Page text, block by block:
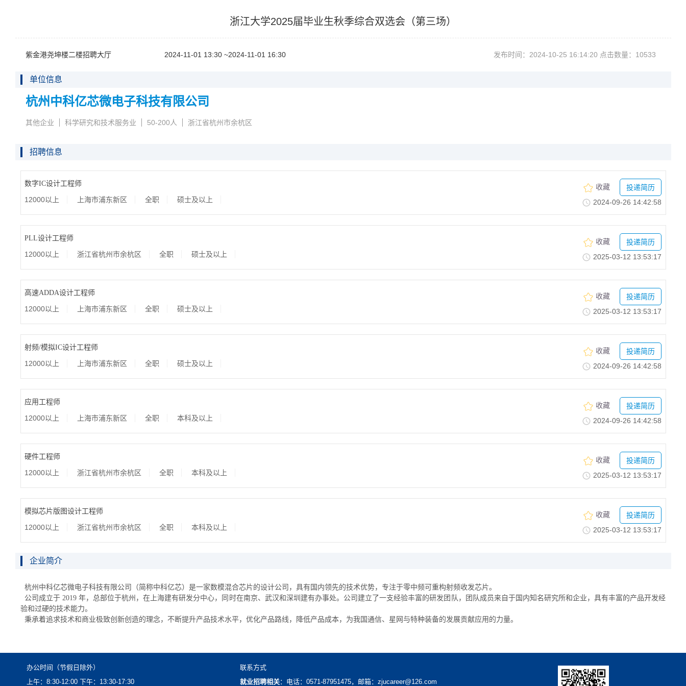
浙江大学2025届毕业生秋季综合双选会（第三场）
紫金港尧坤楼二楼招聘大厅 2024-11-0113:30~2024-11-0116:30 发布时间：2024-10-2516:14:20点击数量：10533
单位信息
杭州中科亿芯微电子科技有限公司
其他企业 科学研究和技术服务业 50-200人 浙江省杭州市余杭区
招聘信息
数字IC设计工程师
12000以上 上海市浦东新区 全职 硕士及以上
收藏
投递简历
2024-09-2614:42:58
PLL设计工程师
12000以上 浙江省杭州市余杭区 全职 硕士及以上
收藏
投递简历
2025-03-1213:53:17
高速ADDA设计工程师
12000以上 上海市浦东新区 全职 硕士及以上
收藏
投递简历
2025-03-1213:53:17
射频/模拟IC设计工程师
12000以上 上海市浦东新区 全职 硕士及以上
收藏
投递简历
2024-09-2614:42:58
应用工程师
12000以上 上海市浦东新区 全职 本科及以上
收藏
投递简历
2024-09-2614:42:58
硬件工程师
12000以上 浙江省杭州市余杭区 全职 本科及以上
收藏
投递简历
2025-03-1213:53:17
模拟芯片版图设计工程师
12000以上 浙江省杭州市余杭区 全职 本科及以上
收藏
投递简历
2025-03-1213:53:17
企业简介
杭州中科亿芯微电子科技有限公司（简称中科亿芯）是一家数模混合芯片的设计公司，具有国内领先的技术优势，专注于零中频可重构射频收发芯片。
公司成立于2019年，总部位于杭州，在上海建有研发分中心，同时在南京、武汉和深圳建有办事处。公司建立了一支经验丰富的研发团队，团队成员来自于国内知名研究所和企业，具有丰富的产品开发经
验和过硬的技术能力。
秉承着追求技术和商业极致创新创造的理念，不断提升产品技术水平，优化产品路线，降低产品成本，为我国通信、星网与特种装备的发展贡献应用的力量。
办公时间（节假日除外）
上午：8:30-12:00下午：13:30-17:30
联系方式
就业招聘相关：电话：0571-87951475，邮箱：zjucareer@126.com